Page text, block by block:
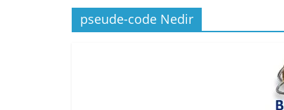
pseude-code Nedir